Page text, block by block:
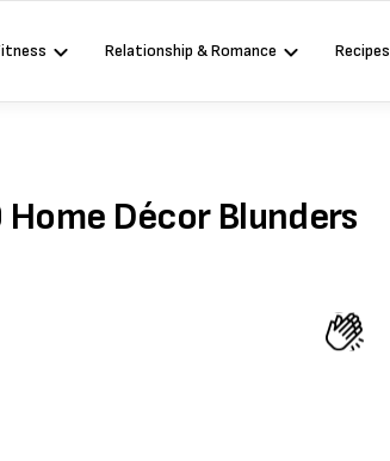
Relationship & Romance Recipes
Home Décor Blunders